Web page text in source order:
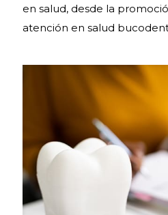
en salud, desde la
atención en salud